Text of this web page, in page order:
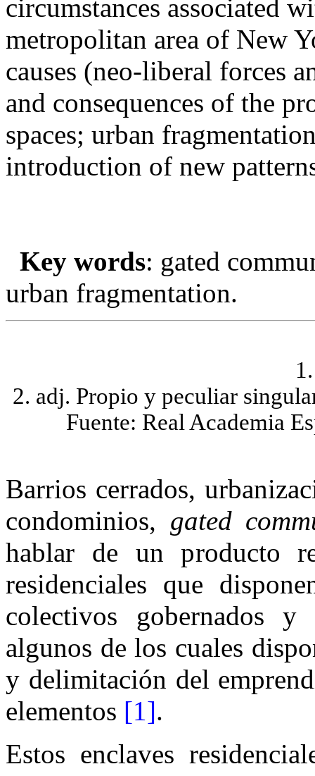
circumstances associated
metropolitan area of New
causes (neo-liberal forces
and consequences of the
spaces; urban
introduction of new
Key words: gated
urban fragmentation.
2. adj. Propio y peculiar
Fuente: Real Academia
Barrios cerrados,
condominios, gated
hablar de un producto
residenciales que
colectivos gobernados
algunos de los cuales
y delimitación del
elementos [1].
Estos enclaves